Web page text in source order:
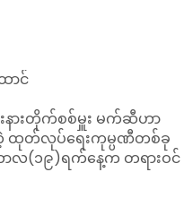
ထွက်လာတာမျိုး၊ Skin
ာရွတ်)
ာကနေ ပွန်းပဲ့ ဒဏ်ရာ အနာ
စ်ပေါ်လာတဲ့ အမာရွတ်မျိုး
ာင်
နားတိုက်စစ်မှူး မက်ဆီဟာ
တဲ့ ထုတ်လုပ်ရေးကုမ္ပဏီတစ်ခု
(၁၉)ရက်နေ့က တရားဝင်